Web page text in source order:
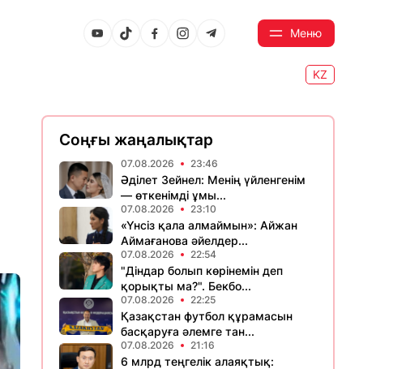
Меню
KZ
Соңғы жаңалықтар
07.08.2026 23:46
Әділет Зейнел: Менің үйленгенім
— өткенімді ұмы...
07.08.2026 23:10
«Үнсіз қала алмаймын»: Айжан
Аймағанова әйелдер...
07.08.2026 22:54
"Діндар болып көрінемін деп
қорықты ма?". Бекбо...
07.08.2026 22:25
Қазақстан футбол құрамасын
басқаруға әлемге тан...
07.08.2026 21:16
6 млрд теңгелік алаяқтық: